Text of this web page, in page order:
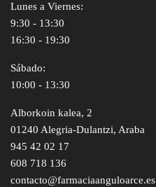
Lunes a Viernes:
9:30 - 13:30
16:30 - 19:30
Sábado:
10:00 - 13:30
Alborkoin kalea, 2
01240 Alegria-Dulantzi, Araba
945 42 02 17
608 718 136
contacto@farmaciaanguloarce.es